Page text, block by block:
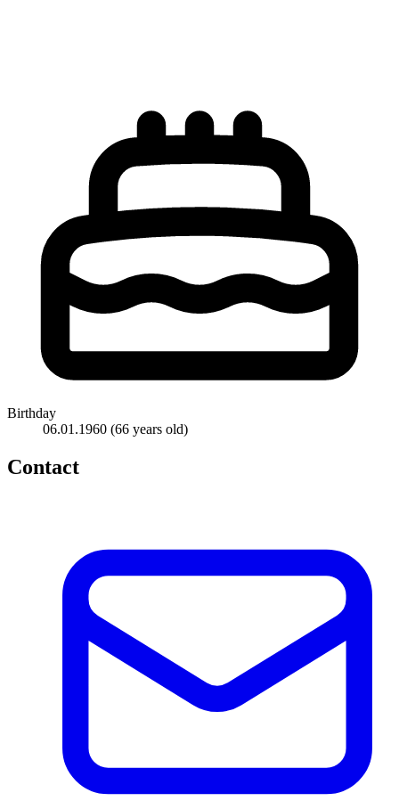
Birthday
06.01.1960 (66 years old)
Contact